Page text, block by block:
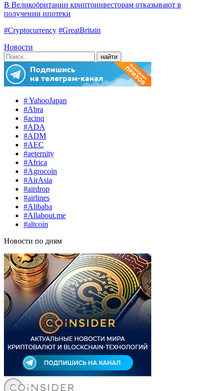
В Великобритании криптоинвесторам отказывают в
получении ипотеки
#Cryptocurrency #GreatBritain
Новости
# YahooJapan
#Abra
#acinq
#ADA
#ADM
#AEC
#aeternity
#Africa
#Agrocoin
#AirAsia
#airdrop
#airlines
#Alibaba
#Allabout.me
#altcoin
Новости по дням